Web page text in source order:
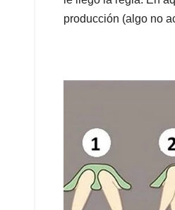
producción (algo no